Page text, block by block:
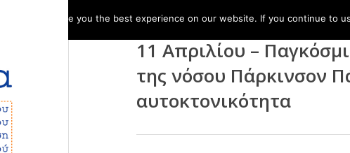
11 Απριλίου –
της νόσου Πάρκινσον
αυτοκτονικότητα
that we give you the best experience on our website. If you continue to